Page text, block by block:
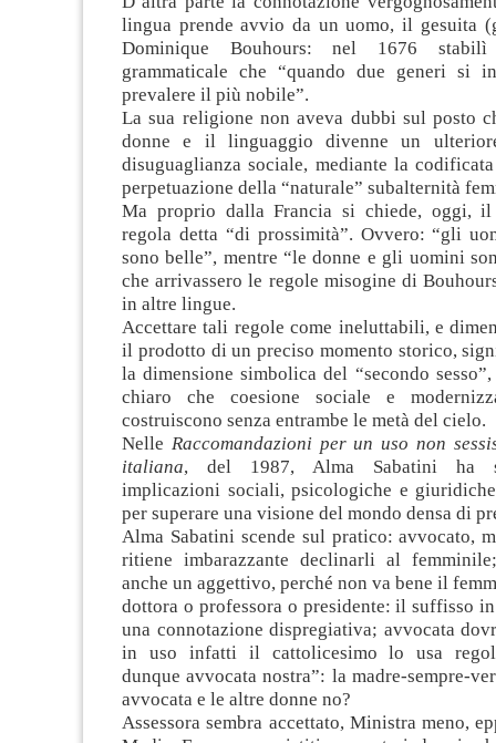
lingua prende avvio da un uomo, il gesuita
Dominique Bouhours: nel 1676
grammaticale che “quando due generi si
prevalere il più nobile”.
La sua religione non aveva dubbi sul posto
donne e il linguaggio divenne un
disuguaglianza sociale, mediante la
perpetuazione della “naturale” subalternità
Ma proprio dalla Francia si chiede, oggi, il
regola detta “di prossimità”. Ovvero: “gli
sono belle”, mentre “le donne e gli uomini
che arrivassero le regole misogine di
in altre lingue.
Accettare tali regole come ineluttabili, e
il prodotto di un preciso momento storico,
la dimensione simbolica del “secondo
chiaro che coesione sociale e
costruiscono senza entrambe le metà del cielo.
Nelle Raccomandazioni per un uso non
italiana, del 1987, Alma Sabatini ha
implicazioni sociali, psicologiche e
per superare una visione del mondo densa di
Alma Sabatini scende sul pratico: avvocato,
ritiene imbarazzante declinarli al
anche un aggettivo, perché non va bene il
dottora o professora o presidente: il suffisso in
una connotazione dispregiativa; avvocata
in uso infatti il cattolicesimo lo usa
dunque avvocata nostra”: la madre-sempre-
avvocata e le altre donne no?
Assessora sembra accettato, Ministra meno,